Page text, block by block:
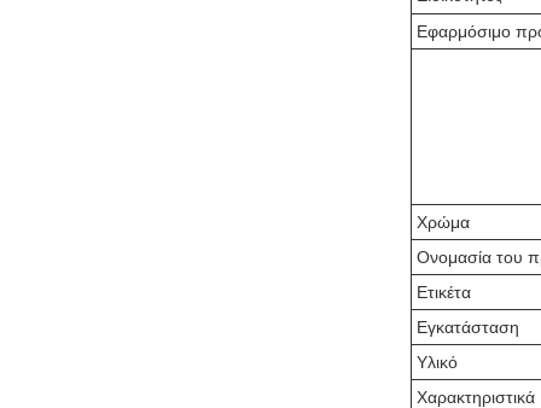
Εφαρμόσιμο
Χρώμα
Ονομασία του
Ετικέτα
Εγκατάσταση
Υλικό
Χαρακτηριστικά